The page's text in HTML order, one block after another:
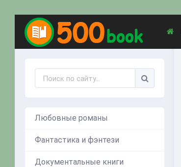
Любовные романы
Фантастика и фэнтези
Документальные книги